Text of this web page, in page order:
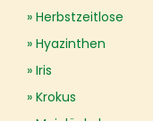
Herbstzeitlose
Hyazinthen
Iris
Krokus